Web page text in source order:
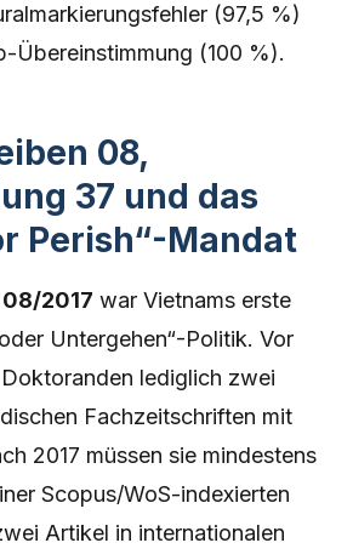
(97,5 %)
Übereinstimmung (100 %).
08,
37 und das
Perish“-Mandat
2017 war Vietnams erste
Untergehen“-Politik. Vor
lediglich zwei
Fachzeitschriften mit
2017 müssen sie mindestens
Scopus/WoS-indexierten
Artikel in internationalen